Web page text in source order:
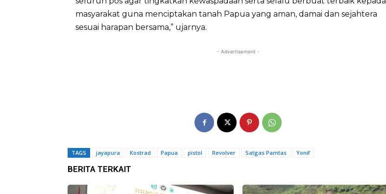
masyarakat guna menciptakan tanah Papua yang aman, damai dan sejahtera
sesuai harapan bersama,” ujarnya.
- Advertisement -
TAGS jayapura Kostrad Papua pistol Revolver Satgas Pamtas Yonif
BERITA TERKAIT